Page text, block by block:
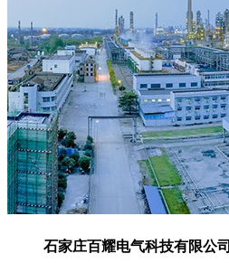
石家庄百耀电气科技有限公司